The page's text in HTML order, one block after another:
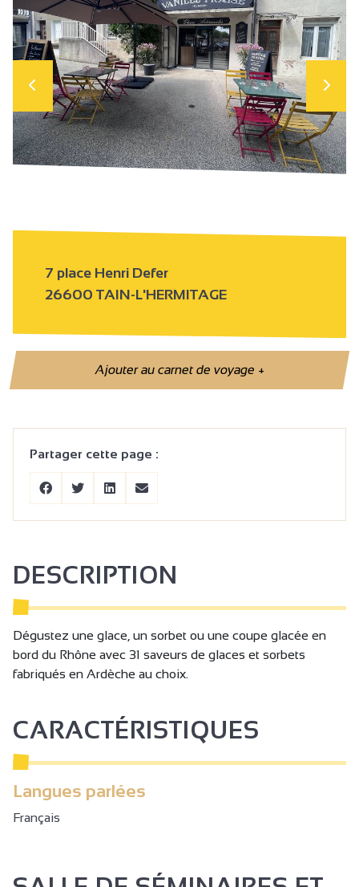
7 place Henri Defer
26600 TAIN-L'HERMITAGE
Ajouter au carnet de voyage+
Partager cette page :
DESCRIPTION
Dégustez une glace, un sorbet ou une coupe glacée en
bord du Rhône avec 31 saveurs de glaces et sorbets
fabriqués en Ardèche au choix.
CARACTÉRISTIQUES
Langues parlées
Français